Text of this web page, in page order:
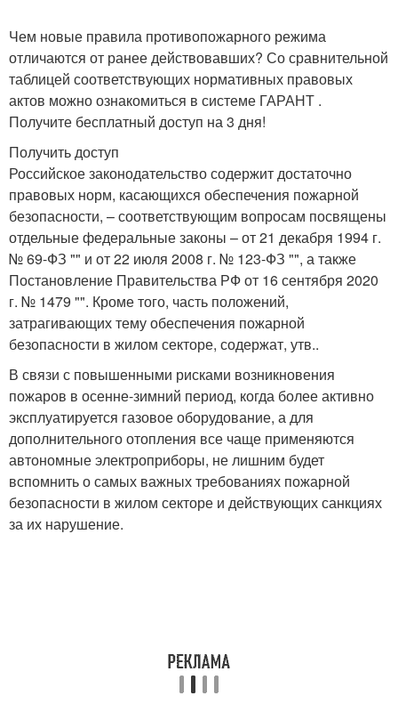
Чем новые правила противопожарного режима
отличаются от ранее действовавших? Со сравнительной
таблицей соответствующих нормативных правовых
актов можно ознакомиться в системе ГАРАНТ .
Получите бесплатный доступ на 3 дня!
Получить доступ
Российское законодательство содержит достаточно
правовых норм, касающихся обеспечения пожарной
безопасности, – соответствующим вопросам посвящены
отдельные федеральные законы – от 21 декабря 1994 г.
№ 69-ФЗ "" и от 22 июля 2008 г. № 123-ФЗ "", а также
Постановление Правительства РФ от 16 сентября 2020
г. № 1479 "". Кроме того, часть положений,
затрагивающих тему обеспечения пожарной
безопасности в жилом секторе, содержат, утв..
В связи с повышенными рисками возникновения
пожаров в осенне-зимний период, когда более активно
эксплуатируется газовое оборудование, а для
дополнительного отопления все чаще применяются
автономные электроприборы, не лишним будет
вспомнить о самых важных требованиях пожарной
безопасности в жилом секторе и действующих санкциях
за их нарушение.